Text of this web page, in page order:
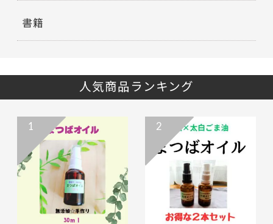
書籍
人気商品ランキング
1 2